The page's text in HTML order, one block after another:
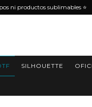
ni productos sublimables ⭐️
SILHOUETTE